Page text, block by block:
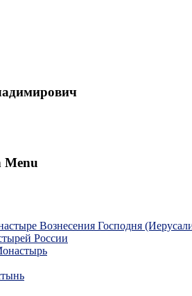
Menu
Вознесения Господня
России